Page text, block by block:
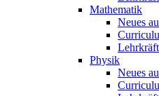
Mathematik
Neues
Physik
Neues